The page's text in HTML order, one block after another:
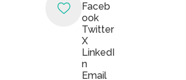
Faceb
ook
Twitter
X
LinkedI
n
Email